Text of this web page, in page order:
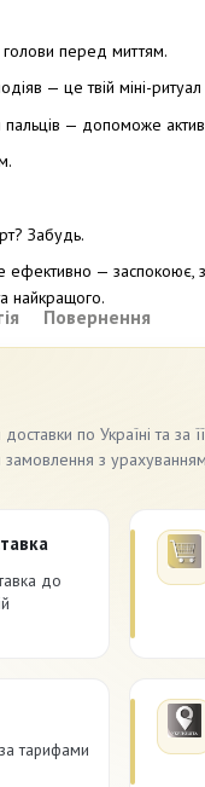
перед миттям.
— це твій міні-ритуал
пальців — допоможе
Забудь.
ефективно — заспокоює,
найкращого.
Повернення
по Україні та
з урахуванням
до
тарифами